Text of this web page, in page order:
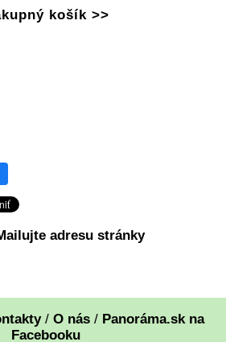
košík >>
adresu stránky
/ O nás/ Panoráma.sk na
Facebooku